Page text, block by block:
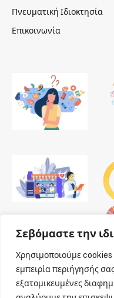
Σεβόμαστε την
Χρησιμοποιούμε
εμπειρία περιήγησής
εξατομικευμένες
Πνευματική Ιδιοκτησία
Επικοινωνία
© 2026